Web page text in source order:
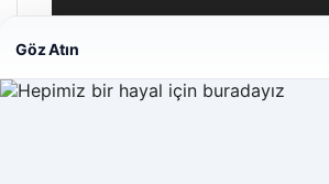
Web sitemizi nasıl kullandığınızı daha iyi
Göz Atın